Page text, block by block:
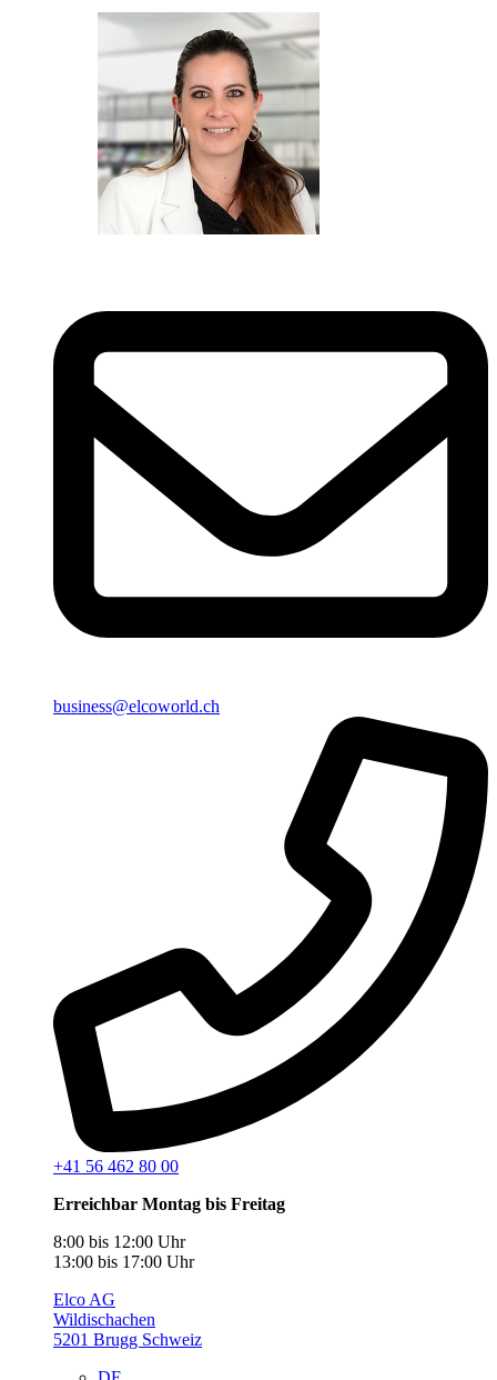
business@elcoworld.ch
+41 56 462 80 00
Erreichbar Montag bis Freitag
8:00 bis 12:00 Uhr
13:00 bis 17:00 Uhr
Elco AG
Wildischachen
5201 Brugg Schweiz